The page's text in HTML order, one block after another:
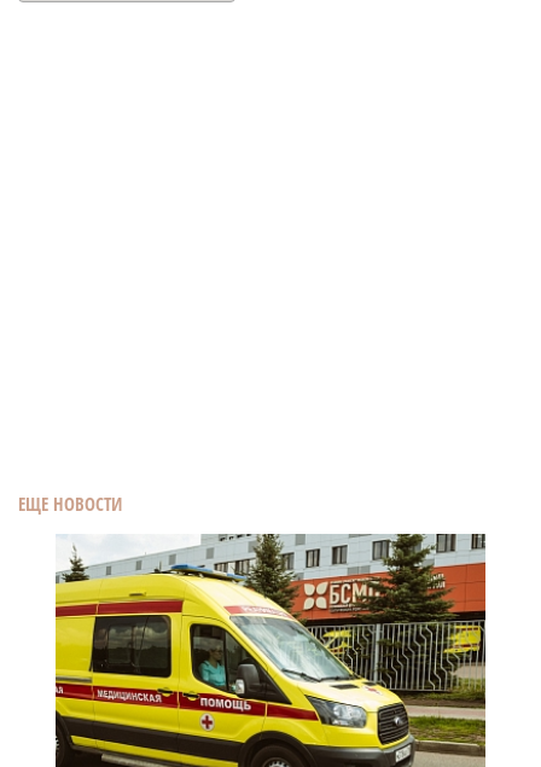
ЕЩЕ НОВОСТИ